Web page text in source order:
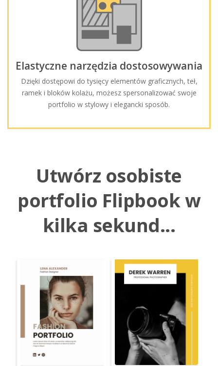
Elastyczne narzędzia dostosowywania
Dzięki dostępowi do tysięcy elementów graficznych, teł,
ramek i bloków kolażu, możesz spersonalizować swoje
portfolio w stylowy i elegancki sposób.
Utwórz osobiste
portfolio Flipbook w
kilka sekund...